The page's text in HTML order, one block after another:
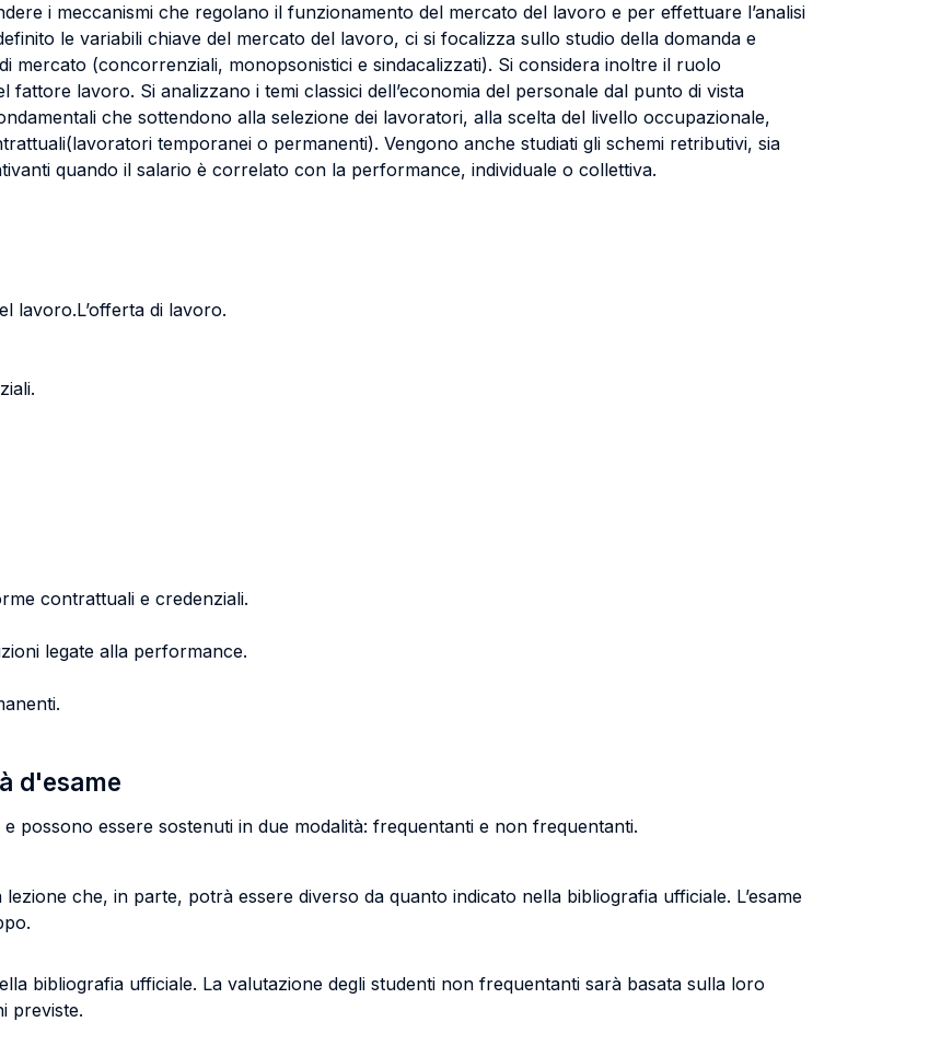
i meccanismi che regolano il funzionamento del mercato del lavoro e per effettuare l’analisi
le variabili chiave del mercato del lavoro, ci si focalizza sullo studio della domanda e
mercato (concorrenziali, monopsonistici e sindacalizzati). Si considera inoltre il ruolo
fattore lavoro. Si analizzano i temi classici dell’economia del personale dal punto di vista
che sottendono alla selezione dei lavoratori, alla scelta del livello occupazionale,
temporanei o permanenti). Vengono anche studiati gli schemi retributivi, sia
quando il salario è correlato con la performance, individuale o collettiva.
lavoro.L’offerta di lavoro.
contrattuali e credenziali.
legate alla performance.
d'esame
possono essere sostenuti in due modalità: frequentanti e non frequentanti.
che, in parte, potrà essere diverso da quanto indicato nella bibliografia ufficiale. L’esame
bibliografia ufficiale. La valutazione degli studenti non frequentanti sarà basata sulla loro
previste.